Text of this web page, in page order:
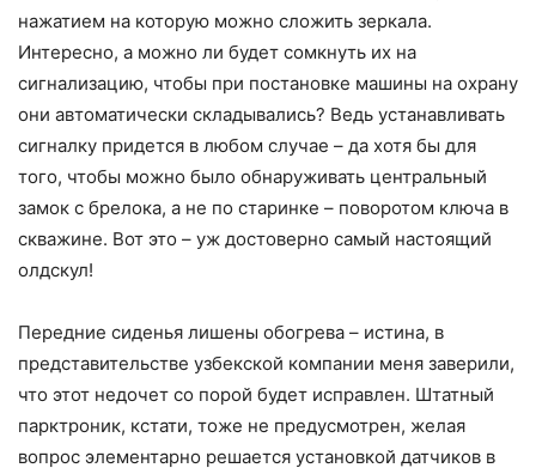
нажатием на которую можно сложить зеркала.
Интересно, а можно ли будет сомкнуть их на
сигнализацию, чтобы при постановке машины на охрану
они автоматически складывались? Ведь устанавливать
сигналку придется в любом случае – да хотя бы для
того, чтобы можно было обнаруживать центральный
замок с брелока, а не по старинке – поворотом ключа в
скважине. Вот это – уж достоверно самый настоящий
олдскул!
Передние сиденья лишены обогрева – истина, в
представительстве узбекской компании меня заверили,
что этот недочет со порой будет исправлен. Штатный
парктроник, кстати, тоже не предусмотрен, желая
вопрос элементарно решается установкой датчиков в